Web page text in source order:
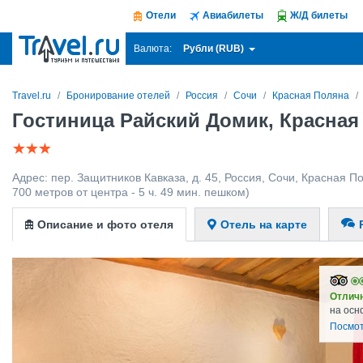
Отели Авиабилеты Ж/Д билеты
Валюта: Рубли (RUB)
Travel.ru Бронирование отелей Россия Сочи Красная Поляна
Гостиница Райский Домик,
Адрес: пер. Защитников Кавказа, д. 45 Россия Сочи
Красная
700 метров от центра - 5 ч. 49 мин. пешком)
Описание и фото отеля Отель на карте
на